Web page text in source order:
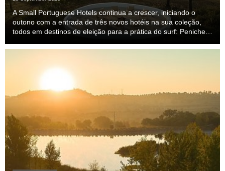
A Small Portuguese Hotels continua a crescer, iniciando o
outono com a entrada de três novos hotéis na sua coleção,
todos em destinos de eleição para a prática do surf: Peniche,